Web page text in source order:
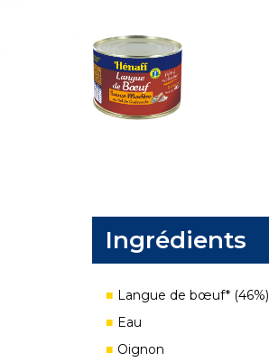
Ingrédients
Langue de bœuf* (46%)
Eau
Oignon